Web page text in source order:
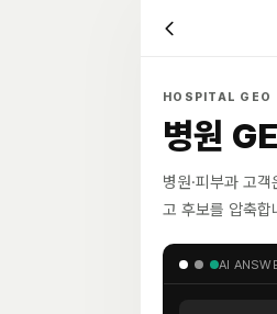
HOSPITAL GEO
병원
병원·피부과 고
고 후보를 압축합
AI